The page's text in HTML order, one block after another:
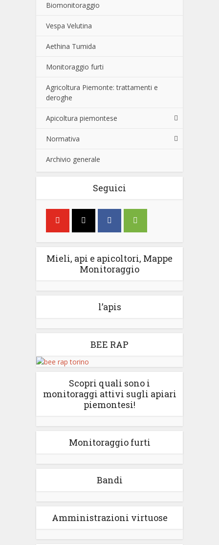
Biomonitoraggio
Vespa Velutina
Aethina Tumida
Monitoraggio furti
Agricoltura Piemonte: trattamenti e
deroghe
Apicoltura piemontese
Normativa
Archivio generale
Seguici
Mieli, api e apicoltori, Mappe
Monitoraggio
l’apis
BEE RAP
Scopri quali sono i
monitoraggi attivi sugli apiari
piemontesi!
Monitoraggio furti
Bandi
Amministrazioni virtuose